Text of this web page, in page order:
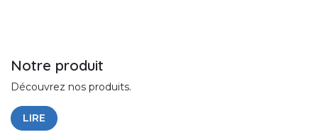
Notre produit
Découvrez nos produits.
LIRE